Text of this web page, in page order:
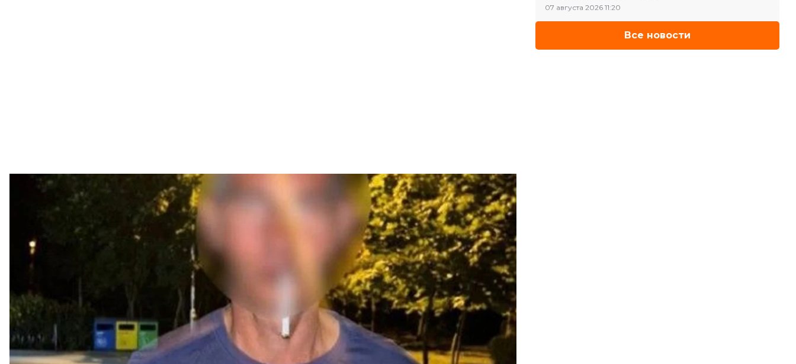
Мужчина, задержанный по подозрению в попытке изнасиловать 12-летнего мальчика в парке «Партизанская слава»
В Киеве задержали мужчину, который пытался изнасиловать 12—летнего мальчика в кабинке
общественного туалета. Его задержали благодаря неравнодушным людям, услышавшим крик
ребенка. Теперь мужчине грозит до 15 лет тюрьмы.
Об этом
полиция Киева.
Как выяснили полицейские, мальчик отдыхал в парке «Партизанская слава» вместе с родителями.
Около 20:00 он пошел в уборную, которая располагалась неподалеку. В это время за мальчиком
зашел неизвестный, силой затолкал его в кабинку и попытался изнасиловать.
Услышав крики ребенка, прохожий выбил дверь кабинки. Очевидец задержал злоумышленника и
передал правоохранителям.
07 августа 2026 11:20
Все новости